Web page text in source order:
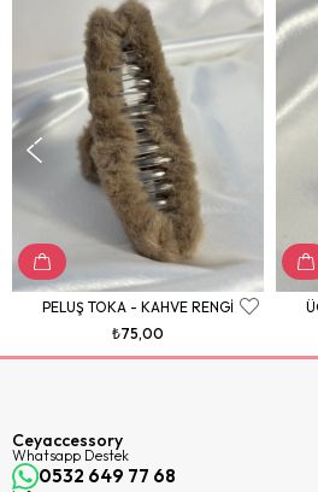
PELUŞ TOKA - KAHVE RENGİ
₺75,00
Ceyaccessory
Whatsapp Destek
0532 649 77 68